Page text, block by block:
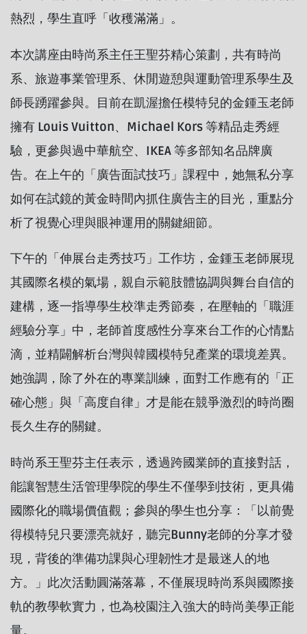
熱烈，學生直呼「收穫滿滿」。
本次講座由時尚系主任王聖芬精心策劃，共有時尚
系、旅遊事業管理系、休閒遊憩與運動管理系學生及
師長踴躍參與。目前在凱渥擔任模特兒的金鍾玉老師
擁有 Louis Vuitton、Michael Kors 等精品走秀經
驗，更參與過中華航空、IKEA 等多部知名品牌廣
告。在上午的「廣告面試技巧」課程中，她無私分享
如何在試鏡的黃金時間內抓住廣告主的目光，重點分
析了視覺心理與眼神運用的關鍵細節。
下午的「伸展台走秀技巧」工作坊，金鍾玉老師展現
其國際名模的氣場，親自示範肢體協調與舞台自信的
建構，逐一指導學生校準走秀節奏，在壓軸的「職涯
經驗分享」中，老師首度感性分享來台工作的心情點
滴，並精闢解析台灣與韓國模特兒產業的環境差異。
她強調，除了外在的專業訓練，面對工作應有的「正
確心態」與「高度自律」才是能在競爭激烈的時尚圈
長久生存的關鍵。
時尚系王聖芬主任表示，透過跨國業師的直接對話，
能讓智慧生活管理學院的學生不僅學到技術，更具備
國際化的職場價值觀；參與的學生也分享：「以前覺
得模特兒只要漂亮就好，聽完Bunny老師的分享才發
現，背後的準備功課與心理韌性才是最迷人的地
方。」此次活動圓滿落幕，不僅展現時尚系與國際接
軌的教學軟實力，也為校園注入強大的時尚美學正能
量。